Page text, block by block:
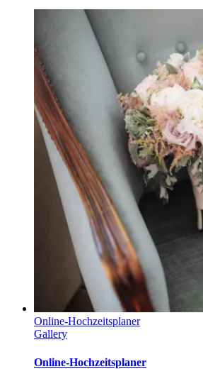
Online-Hochzeitsplaner
Gallery
Online-Hochzeitsplaner